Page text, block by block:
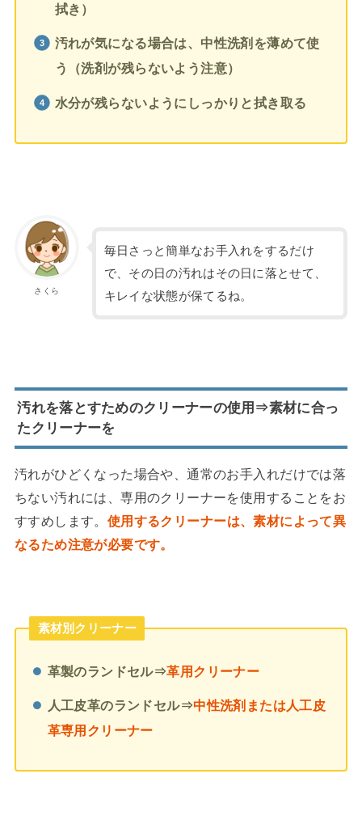
拭き）
汚れが気になる場合は、中性洗剤を薄めて使
う（洗剤が残らないよう注意）
水分が残らないようにしっかりと拭き取る
さくら
毎日さっと簡単なお手入れをするだけ
で、その日の汚れはその日に落とせて、
キレイな状態が保てるね。
汚れを落とすためのクリーナーの使用⇒素材に合っ
たクリーナーを
汚れがひどくなった場合や、通常のお手入れだけでは落
ちない汚れには、専用のクリーナーを使用することをお
すすめします。 使用するクリーナーは、素材によって異
なるため注意が必要です。
素材別クリーナー
革製のランドセル⇒革用クリーナー
人工皮革のランドセル⇒中性洗剤または人工皮
革専用クリーナー